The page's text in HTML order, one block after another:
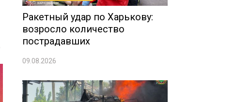
Ракетный удар по Харькову:
возросло количество
пострадавших
09.08.2026